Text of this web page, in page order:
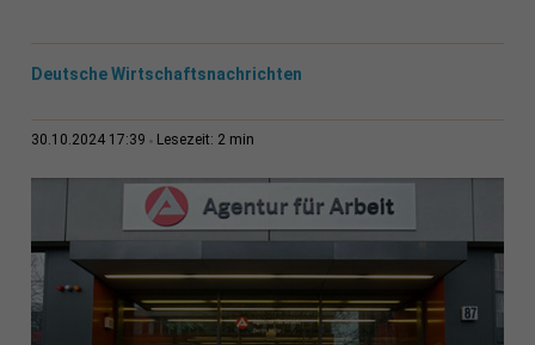
Deutsche Wirtschaftsnachrichten
30.10.2024 17:39 Lesezeit: 2 min